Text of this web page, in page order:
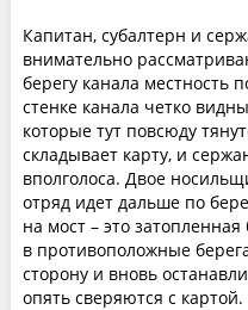
Капитан, субалтерн и
внимательно
берегу канала местность
стенке канала четко
которые тут повсюду
складывает карту, и
вполголоса. Двое
отряд идет дальше по
на мост – это
в противоположные
сторону и вновь
опять сверяются с картой.